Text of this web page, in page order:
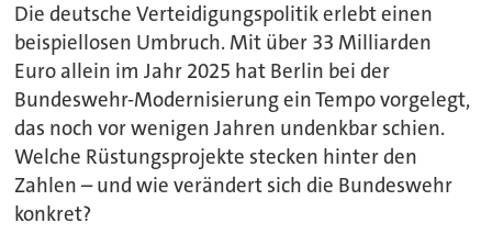
Die deutsche Verteidigungspolitik erlebt einen
beispiellosen Umbruch. Mit über 33 Milliarden
Euro allein im Jahr 2025 hat Berlin bei der
Bundeswehr-Modernisierung ein Tempo vorgelegt,
das noch vor wenigen Jahren undenkbar schien.
Welche Rüstungsprojekte stecken hinter den
Zahlen – und wie verändert sich die Bundeswehr
konkret?